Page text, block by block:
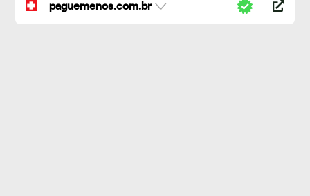
paguemenos.com.br